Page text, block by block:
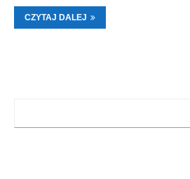
CZYTAJ DALEJ